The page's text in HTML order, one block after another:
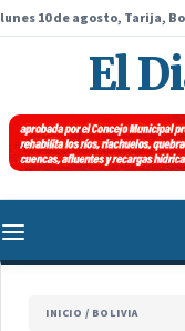
lunes 10 de agosto, Tarija,
El
INICIO / BOLIVIA